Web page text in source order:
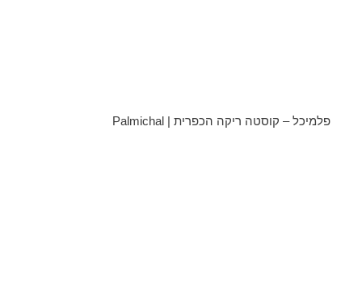
פלמיכל – קוסטה ריקה הכפרית | Palmichal